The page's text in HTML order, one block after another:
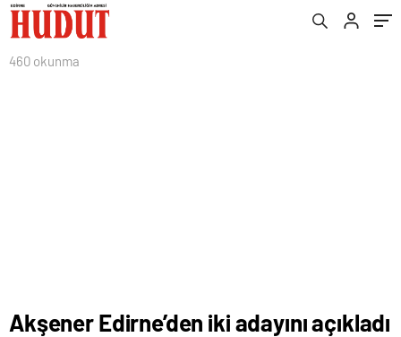
460 okunma
Akşener Edirne’den iki adayını açıkladı